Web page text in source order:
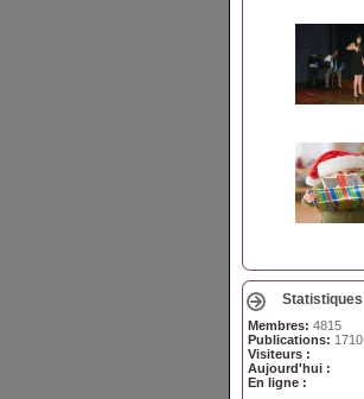
Statistiques
Membres: 4815
Publications: 1710
Visiteurs :
Aujourd'hui :
En ligne :